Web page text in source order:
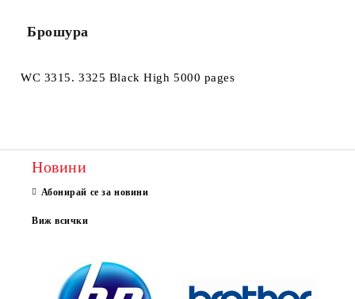
Брошура
WC 3315. 3325 Black High 5000 pages
Новини
Абонирай се за новини
Виж всички